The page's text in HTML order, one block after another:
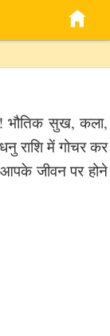
भौतिक सुख, कला,
राशि में गोचर कर
जीवन पर होने